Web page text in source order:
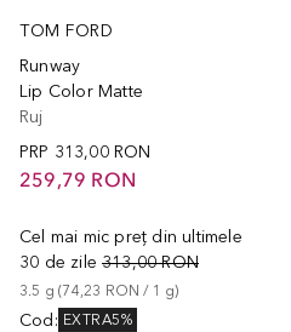
TOM FORD
Runway
Lip Color Matte
Ruj
PRP 313,00 RON
259,79 RON
Cel mai mic preț din ultimele
30 de zile 313,00 RON
3.5 g (74,23 RON / 1 g)
Cod : EXTRA5%